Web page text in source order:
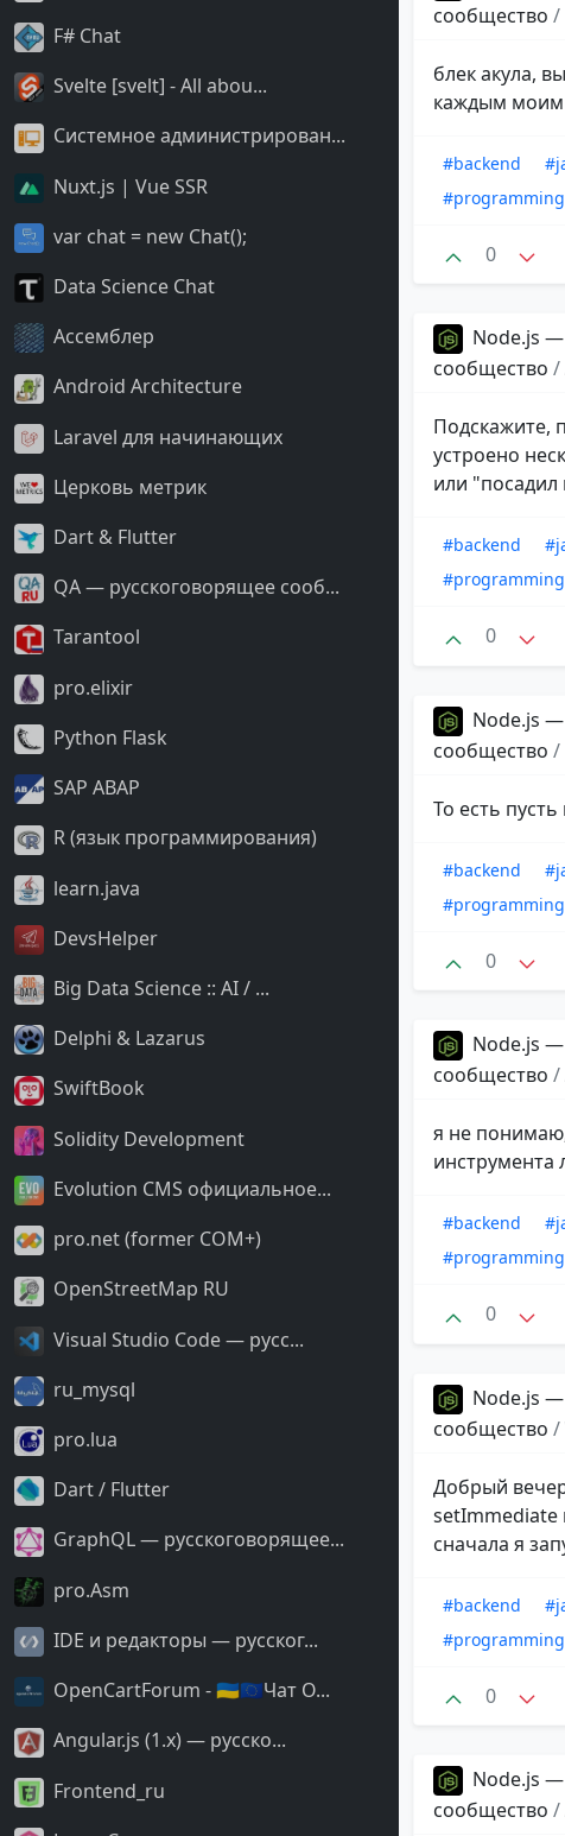
F# Chat
Svelte [svelt] - All abou...
Системное администрирован...
Nuxt.js | Vue SSR
var chat = new Chat();
Data Science Chat
Ассемблер
Android Architecture
Laravel для начинающих
Церковь метрик
Dart & Flutter
QA — русскоговорящее сооб...
Tarantool
pro.elixir
Python Flask
SAP ABAP
R (язык программирования)
learn.java
DevsHelper
Big Data Science :: AI / ...
Delphi & Lazarus
SwiftBook
Solidity Development
Evolution CMS официальное...
pro.net (former COM+)
OpenStreetMap RU
Visual Studio Code — русс...
ru_mysql
pro.lua
Dart / Flutter
GraphQL — русскоговорящее...
pro.Asm
IDE и редакторы — русског...
OpenCartForum - 🇺🇦🇪🇺Чат O...
Angular.js (1.x) — русско...
Frontend_ru
сообщество /
блек акула,
каждым
#backend
#programming
0
Node.js
сообщество /
Подскажите,
устроено
или "посадил
#backend
#programming
0
Node.js
сообщество /
То есть
#backend
#programming
0
Node.js
сообщество /
я не
инструмента
#backend
#programming
0
Node.js
сообщество /
Добрый
setImmediate
сначала я
#backend
#programming
0
Node.js
сообщество /